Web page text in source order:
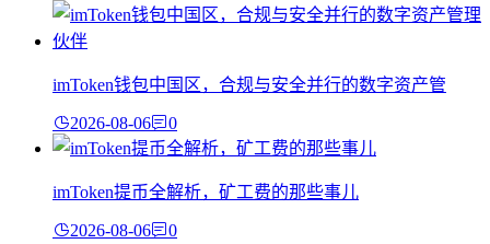
imToken钱包中国区，合规与安全并行的数字资产管
2026-08-06 0
imToken提币全解析，矿工费的那些事儿
2026-08-06 0